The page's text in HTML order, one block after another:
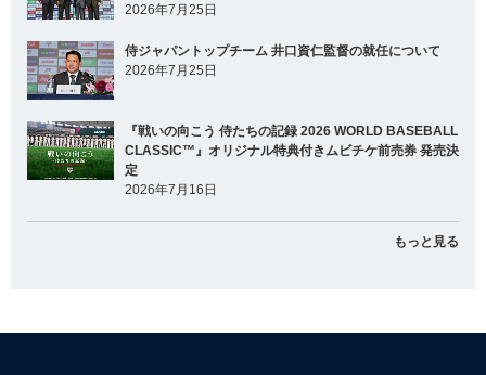
2026年7月25日
侍ジャパントップチーム 井口資仁監督の就任について
2026年7月25日
『戦いの向こう 侍たちの記録 2026 WORLD BASEBALL
CLASSIC™』オリジナル特典付きムビチケ前売券 発売決
定
2026年7月16日
もっと見る